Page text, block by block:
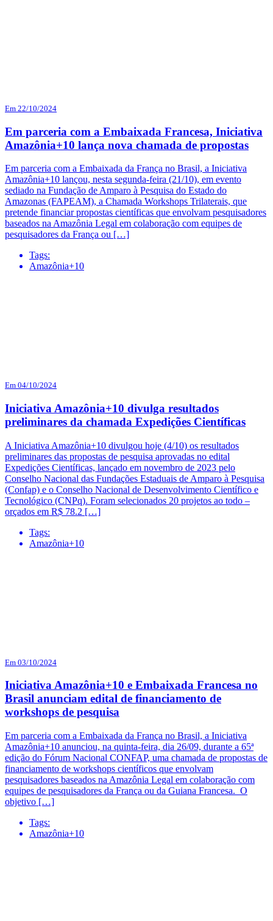
Em 22/10/2024
Em parceria com a Embaixada Francesa, Iniciativa
Amazônia+10 lança nova chamada de propostas
Em parceria com a Embaixada da França no Brasil, a Iniciativa
Amazônia+10 lançou, nesta segunda-feira (21/10), em evento
sediado na Fundação de Amparo à Pesquisa do Estado do
Amazonas (FAPEAM), a Chamada Workshops Trilaterais, que
pretende financiar propostas científicas que envolvam pesquisadores
baseados na Amazônia Legal em colaboração com equipes de
pesquisadores da França ou […]
Tags:
Amazônia+10
Em 04/10/2024
Iniciativa Amazônia+10 divulga resultados
preliminares da chamada Expedições Científicas
A Iniciativa Amazônia+10 divulgou hoje (4/10) os resultados
preliminares das propostas de pesquisa aprovadas no edital
Expedições Científicas, lançado em novembro de 2023 pelo
Conselho Nacional das Fundações Estaduais de Amparo à Pesquisa
(Confap) e o Conselho Nacional de Desenvolvimento Científico e
Tecnológico (CNPq). Foram selecionados 20 projetos ao todo –
orçados em R$ 78.2 […]
Tags:
Amazônia+10
Em 03/10/2024
Iniciativa Amazônia+10 e Embaixada Francesa no
Brasil anunciam edital de financiamento de
workshops de pesquisa
Em parceria com a Embaixada da França no Brasil, a Iniciativa
Amazônia+10 anunciou, na quinta-feira, dia 26/09, durante a 65ª
edição do Fórum Nacional CONFAP, uma chamada de propostas de
financiamento de workshops científicos que envolvam
pesquisadores baseados na Amazônia Legal em colaboração com
equipes de pesquisadores da França ou da Guiana Francesa. O
objetivo […]
Tags:
Amazônia+10